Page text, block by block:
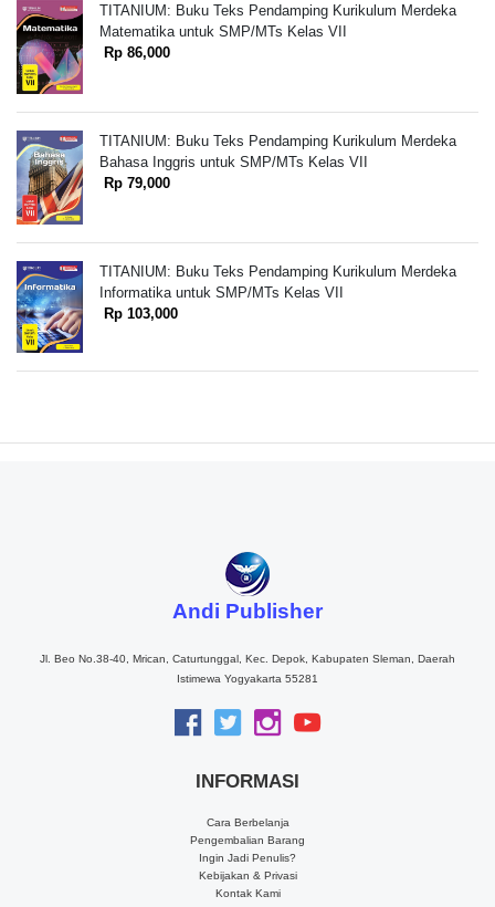
TITANIUM: Buku Teks Pendamping Kurikulum Merdeka
Matematika untuk SMP/MTs Kelas VII
Rp 86,000
TITANIUM: Buku Teks Pendamping Kurikulum Merdeka
Bahasa Inggris untuk SMP/MTs Kelas VII
Rp 79,000
TITANIUM: Buku Teks Pendamping Kurikulum Merdeka
Informatika untuk SMP/MTs Kelas VII
Rp 103,000
Andi Publisher
Jl. Beo No.38-40, Mrican, Caturtunggal, Kec. Depok, Kabupaten Sleman, Daerah
Istimewa Yogyakarta 55281
INFORMASI
Cara Berbelanja
Pengembalian Barang
Ingin Jadi Penulis?
Kebijakan & Privasi
Kontak Kami